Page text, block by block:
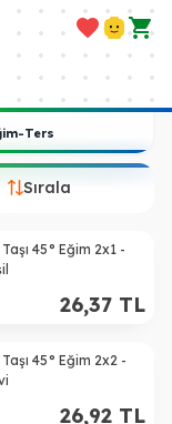
Favorilerim
Hesabım
Ters
Sırala
45° Eğim 2x1 -
26,37 TL
Taşı 45° Eğim 2x2 -
26,92 TL